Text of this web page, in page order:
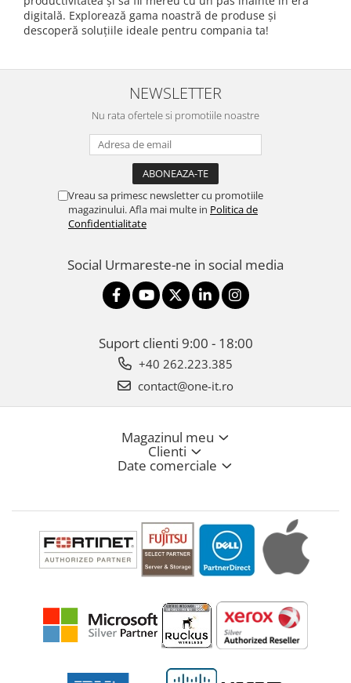
digitală. Explorează gama noastră de produse și
descoperă soluțiile ideale pentru compania ta!
NEWSLETTER
Nu rata ofertele si promotiile noastre
Vreau sa primesc newsletter cu promotiile
magazinului. Afla mai multe in Politica de
Confidentialitate
Social Urmareste-ne in social media
Suport clienti 9:00 - 18:00
+40 262.223.385
contact@one-it.ro
Magazinul meu
Clienti
Date comerciale